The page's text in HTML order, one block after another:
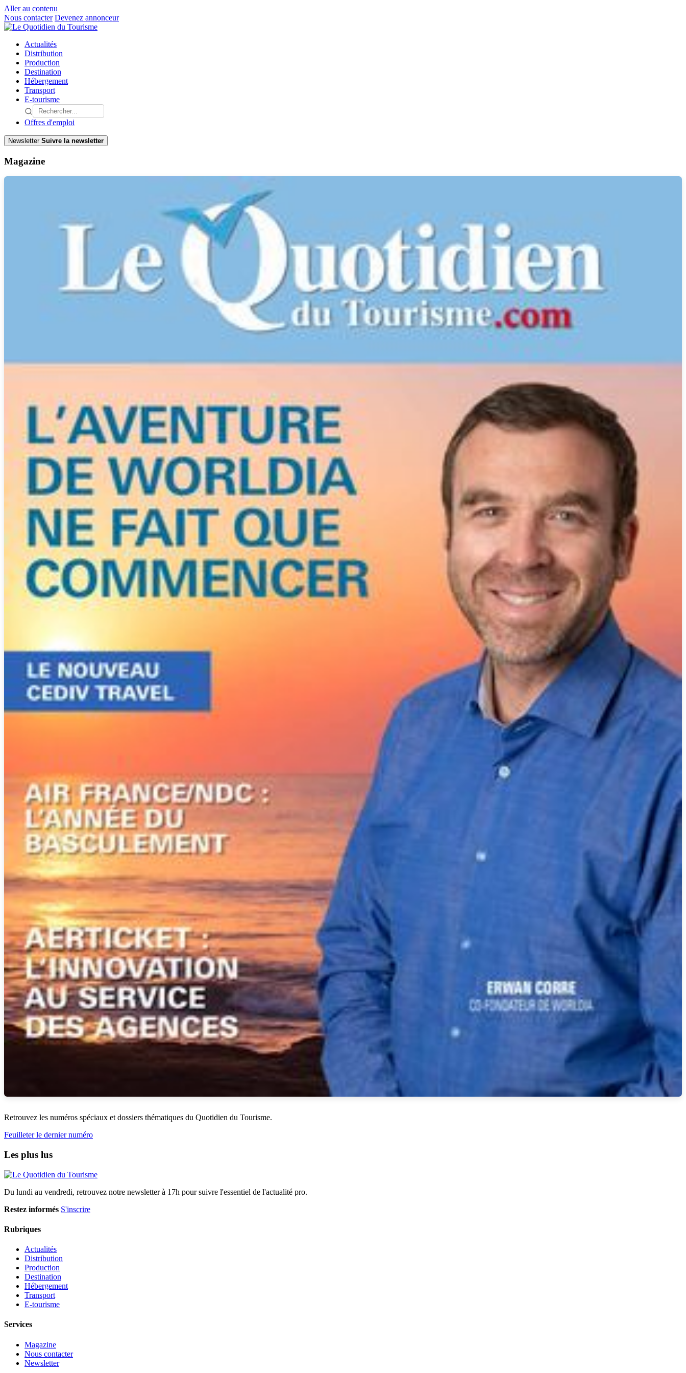
Aller au contenu
Nous contacter Devenez annonceur
Actualités
Distribution
Production
Destination
Hébergement
Transport
E-tourisme
Offres d'emploi
Newsletter Suivre la newsletter
Magazine
Retrouvez les numéros spéciaux et dossiers thématiques du Quotidien du Tourisme.
Feuilleter le dernier numéro
Les plus lus
Du lundi au vendredi, retrouvez notre newsletter à 17h pour suivre l'essentiel de l'actualité pro.
Restez informés S'inscrire
Rubriques
Actualités
Distribution
Production
Destination
Hébergement
Transport
E-tourisme
Services
Magazine
Nous contacter
Newsletter